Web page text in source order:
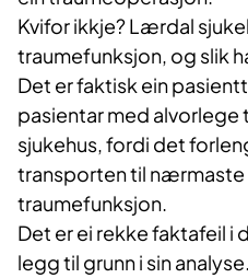
Kvifor ikkje? Lærdal
traumefunksjon, og slik
Det er faktisk ein
pasientar med alvorlege
sjukehus, fordi det
transporten til nærmaste
traumefunksjon.
Det er ei rekke faktafeil
legg til grunn i sin